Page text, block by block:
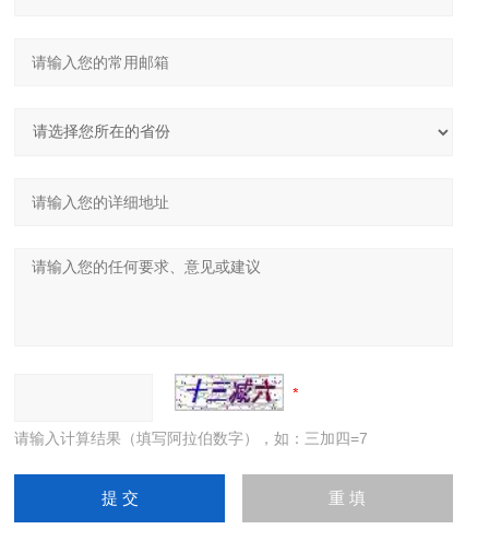
请输入计算结果（填写阿拉伯数字），如：三加四=7